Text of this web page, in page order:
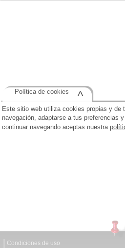
Condiciones de uso
Este sitio web utiliza cookies propias y de
navegación, adaptarse a tus preferencias
continuar navegando aceptas nuestra
Política de cookies ^